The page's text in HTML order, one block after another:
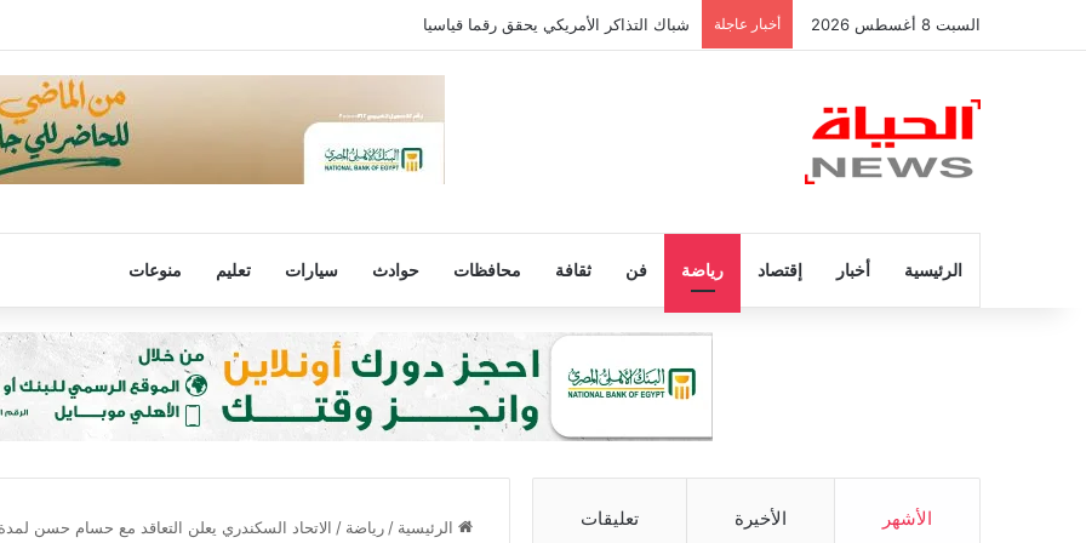
السبت 8 أغسطس 2026 أخبار عاجلة شباك التذاكر الأمريكي يحقق رقما قياسيا
الرئيسية أخبار إقتصاد رياضة فن ثقافة محافظات حوادث سيارات تعليم منوعات
الرئيسية / رياضة / الاتحاد السكندري يعلن التعاقد مع حسام حسن الأشهر الأخيرة تعليقات